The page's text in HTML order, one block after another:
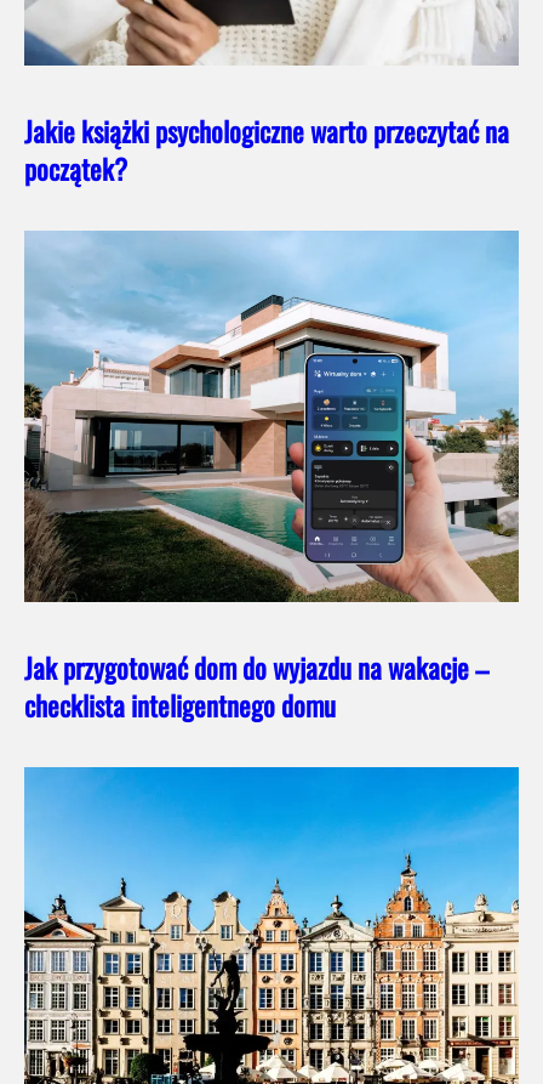
Jakie książki psychologiczne warto przeczytać na
początek?
Jak przygotować dom do wyjazdu na wakacje –
checklista inteligentnego domu